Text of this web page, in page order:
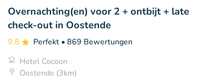
Overnachting(en) voor 2 + ontbijt + late
check-out in Oostende
9.8 Perfekt • 869 Bewertungen
Hotel Cocoon
Oostende (3km)